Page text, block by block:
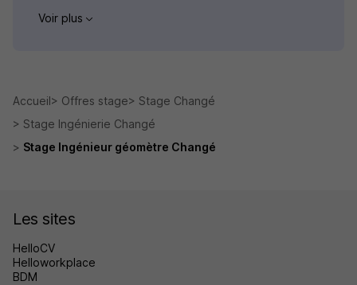
Voir plus
Accueil Offres stage
Stage Changé
Stage Ingénierie Changé
Stage Ingénieur géomètre Changé
Les sites
HelloCV
Helloworkplace
BDM